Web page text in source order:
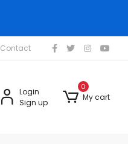
Contact
Login
Sign up
0
My cart